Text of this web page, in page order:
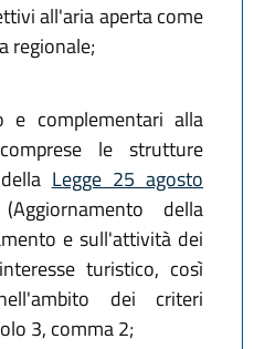
all'aria aperta come
regionale;
e complementari alla
le strutture
Legge 25 agosto
(Aggiornamento della
e sull'attività dei
turistico, così
dei criteri
3, comma 2;